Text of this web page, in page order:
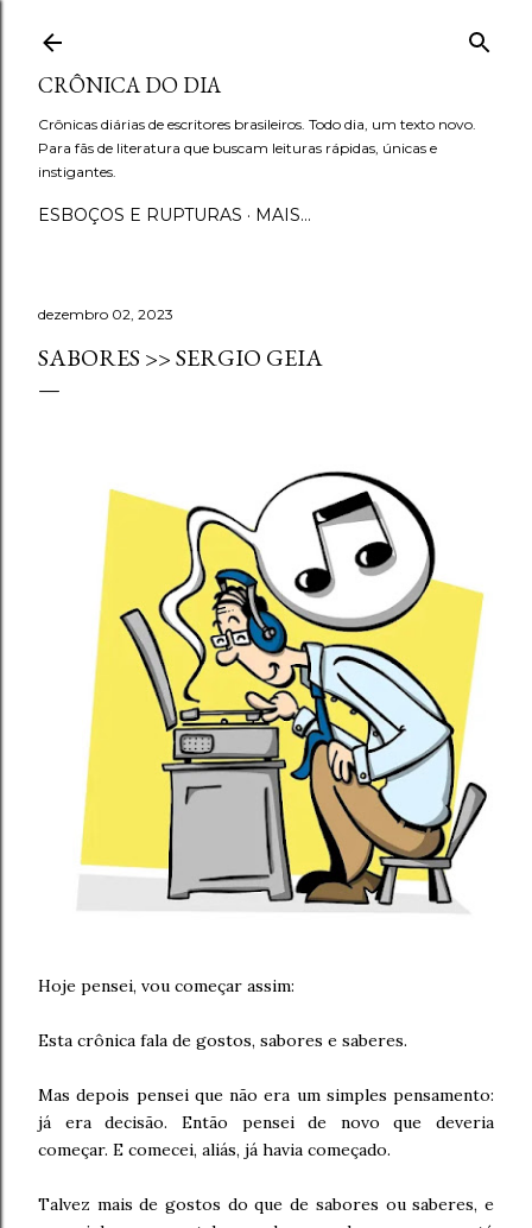
CRÔNICA DO DIA
Crônicas diárias de escritores brasileiros. Todo dia, um texto novo.
Para fãs de literatura que buscam leituras rápidas, únicas e
instigantes.
ESBOÇOS E RUPTURAS MAIS…
dezembro 02, 2023
SABORES >> SERGIO GEIA
Hoje pensei, vou começar assim:
Esta crônica fala de gostos, sabores e saberes.
Mas depois pensei que não era um simples pensamento:
já era decisão. Então pensei de novo que deveria
começar. E comecei, aliás, já havia começado.
Talvez mais de gostos do que de sabores ou saberes, e